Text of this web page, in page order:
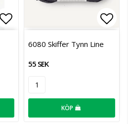
Lägg till i favoritlistan
6080 Skiffer Tynn Line
55 SEK
KÖP